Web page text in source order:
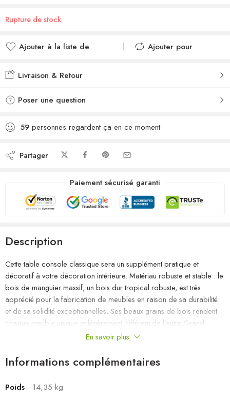
Rupture de stock
Ajouter à la liste de
Ajouté à la liste de
Ajouter pour
Livraison & Retour
Poser une question
59 personnes regardent ça en ce moment
Partager
Paiement sécurisé garanti
Description
Cette table console classique sera un supplément pratique et
décoratif à votre décoration intérieure. Matériau robuste et stable : le
bois de manguier massif, un bois dur tropical robuste, est très
apprécié pour la fabrication de meubles en raison de sa durabilité
et de sa solidité exceptionnelles. Ses beaux grains de bois rendent
chaque meuble unique et légèrement différent de l’autre.Grand
espace de rangement : cette table d’entrée offre un grand espace
télécommandes et autres petits objets bien organisés et à portée de
main.Dessus de table stable et robuste : le dessus de table robuste
est idéal pour placer vos boissons ou tout autre objet nécessaire à
portée de main.Cadre stable et durable : le cadre en fer de la table
En savoir plus
Informations complémentaires
Poids 14,35 kg